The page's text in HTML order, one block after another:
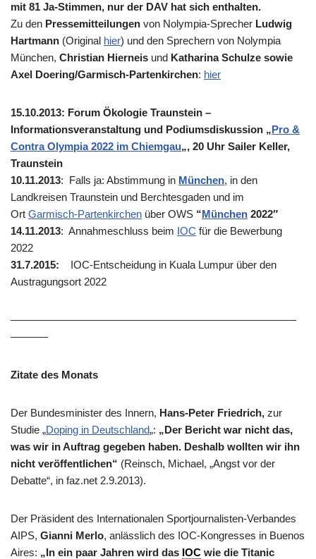
mit 81 Ja-Stimmen, nur der DAV hat sich enthalten.
Zu den Pressemitteilungen von Nolympia-Sprecher Ludwig
Hartmann (Original hier) und den Sprechern von Nolympia
München, Christian Hierneis und Katharina Schulze sowie
Axel Doering/Garmisch-Partenkirchen: hier
15.10.2013: Forum Ökologie Traunstein –
Informationsveranstaltung und Podiumsdiskussion „Pro &
Contra Olympia 2022 im Chiemgau„, 20 Uhr Sailer Keller,
Traunstein
10.11.2013: Falls ja: Abstimmung in München, in den
Landkreisen Traunstein und Berchtesgaden und im
Ort Garmisch-Partenkirchen über OWS “München 2022″
14.11.2013: Annahmeschluss beim IOC für die Bewerbung
2022
31.7.2015:
IOC-Entscheidung in Kuala Lumpur über den
Austragungsort 2022
———————————————————————————
———–
Zitate des Monats
Der Bundesminister des Innern, Hans-Peter Friedrich, zur
Studie „Doping in Deutschland„: „Der Bericht war nicht das,
was wir in Auftrag gegeben haben. Deshalb wollten wir ihn
nicht veröffentlichen“ (Reinsch, Michael, „Angst vor der
Debatte“, in faz.net 2.9.2013).
Der Präsident des Internationalen Sportjournalisten-Verbandes
AIPS, Gianni Merlo, anlässlich des IOC-Kongresses in Buenos
Aires: „In ein paar Jahren wird das IOC wie die Titanic